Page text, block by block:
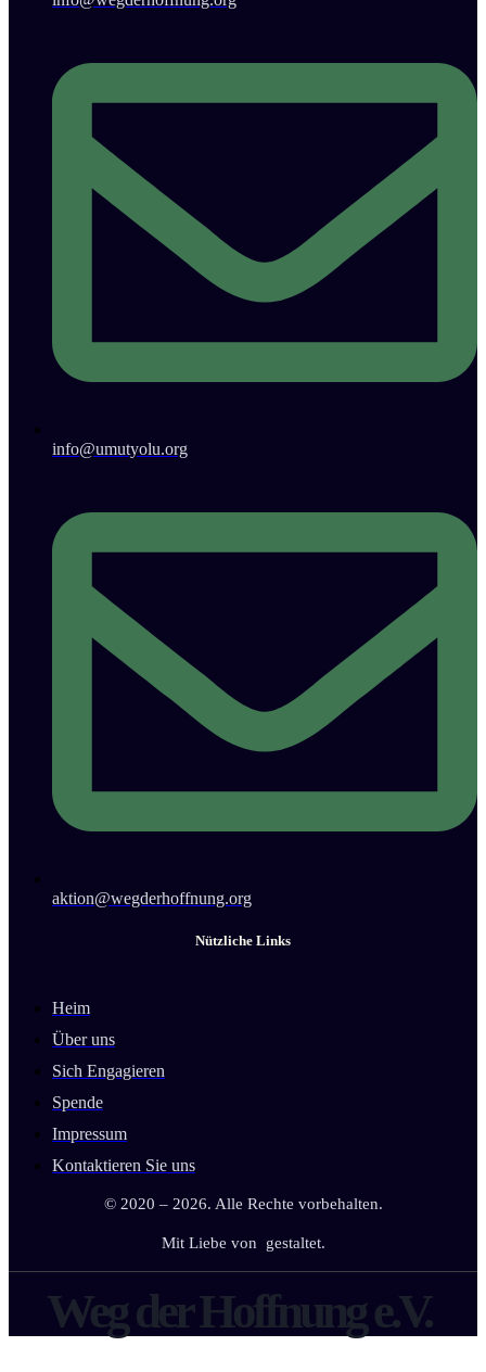
info@umutyolu.org
aktion@wegderhoffnung.org
Nützliche Links
Heim
Über uns
Sich Engagieren
Spende
Impressum
Kontaktieren Sie uns
© 2020 – 2026. Alle Rechte vorbehalten.
Mit Liebe von gestaltet.
Weg der Hoffnung e.V.